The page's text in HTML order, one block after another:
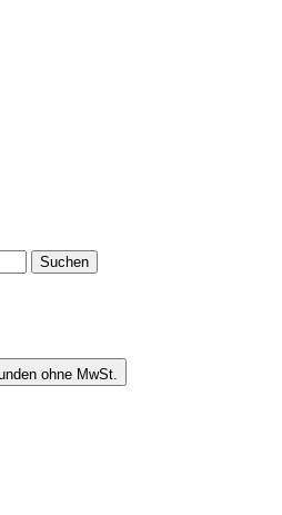
Suchen
ohne MwSt.